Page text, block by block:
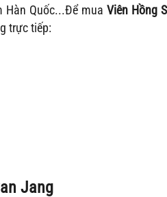
Hàn Quốc...Để muaViên Hồng
trực tiếp:
Jang